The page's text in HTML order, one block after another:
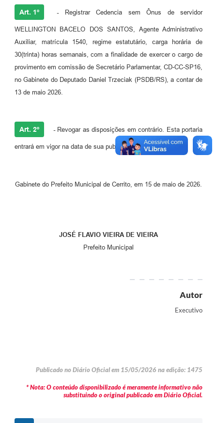
Art. 1º -Registrar Cedencia sem Ônus de servidor
WELLINGTON BACELO DOS SANTOS, Agente Administrativo
Auxiliar, matrícula 1540, regime estatutário, carga horária de
30(trinta) horas semanais, com a finalidade de exercer o cargo de
provimento em comissão de Secretário Parlamentar, CD-CC-SP16,
no Gabinete do Deputado Daniel Trzeciak (PSDB/RS), a contar de
13 de maio 2026.
Art. 2º -Revogar as disposições em contrário. Esta portaria
entrará em vigor na data de sua publicação.
Gabinete do Prefeito Municipal de Cerrito, em 15 de maio de 2026.
JOSÉ FLAVIO VIEIRA DE VIEIRA
Prefeito Municipal
Autor
Executivo
Publicado no Diário Oficial em 15/05/2026 na edição: 1475
* Nota: O conteúdo disponibilizado é meramente informativo não
substituindo o original publicado em Diário Oficial.